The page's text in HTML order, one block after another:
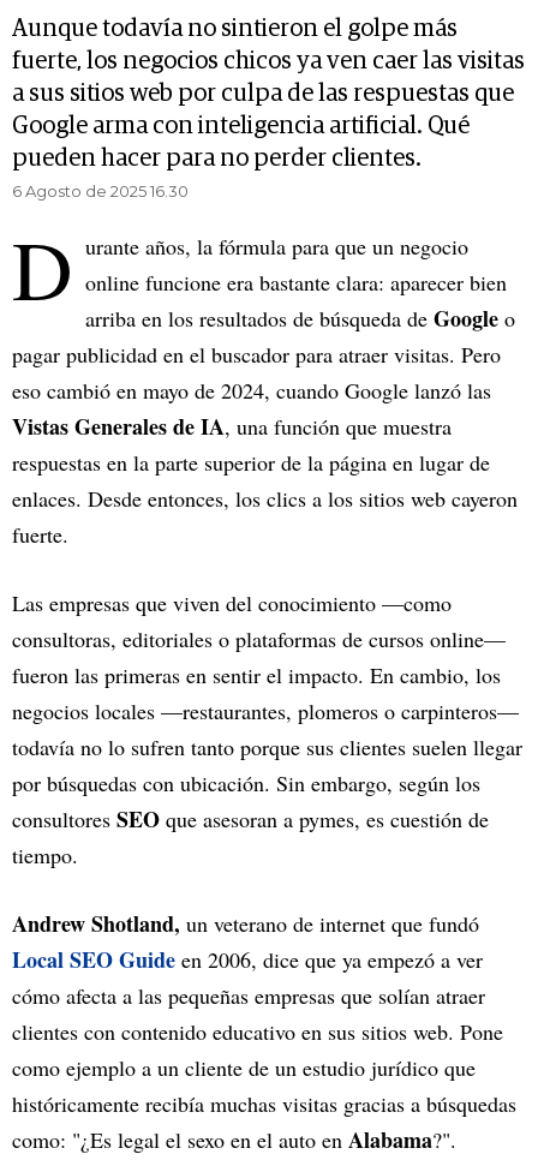
Aunque todavía no sintieron el golpe más
fuerte, los negocios chicos ya ven caer las visitas
a sus sitios web por culpa de las respuestas que
Google arma con inteligencia artificial. Qué
pueden hacer para no perder clientes.
6 Agosto de 2025 16.30
D urante años, la fórmula para que un negocio
online funcione era bastante clara: aparecer bien
arriba en los resultados de búsqueda de Google o
pagar publicidad en el buscador para atraer visitas. Pero
eso cambió en mayo de 2024, cuando Google lanzó las
Vistas Generales de IA, una función que muestra
respuestas en la parte superior de la página en lugar de
enlaces. Desde entonces, los clics a los sitios web cayeron
fuerte.
Las empresas que viven del conocimiento —como
consultoras, editoriales o plataformas de cursos online—
fueron las primeras en sentir el impacto. En cambio, los
negocios locales —restaurantes, plomeros o carpinteros—
todavía no lo sufren tanto porque sus clientes suelen llegar
por búsquedas con ubicación. Sin embargo, según los
consultores SEO que asesoran a pymes, es cuestión de
tiempo.
Andrew Shotland, un veterano de internet que fundó
Local SEO Guide en 2006, dice que ya empezó a ver
cómo afecta a las pequeñas empresas que solían atraer
clientes con contenido educativo en sus sitios web. Pone
como ejemplo a un cliente de un estudio jurídico que
históricamente recibía muchas visitas gracias a búsquedas
como: "¿Es legal el sexo en el auto en Alabama?".